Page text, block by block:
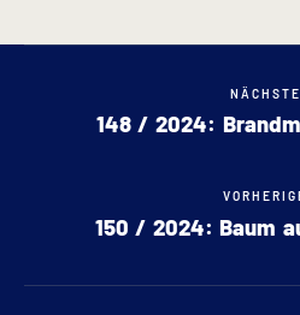
148 / 2024:
150 / 2024: Baum